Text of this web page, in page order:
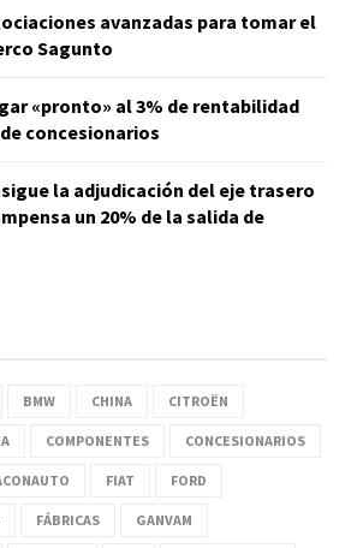
avanzadas para tomar el
Sagunto
«pronto» al 3% de rentabilidad
concesionarios
la adjudicación del eje trasero
un 20% de la salida de
BMW CHINA CITROËN
COMPONENTES CONCESIONARIOS
FIAT FORD
FÁBRICAS GANVAM